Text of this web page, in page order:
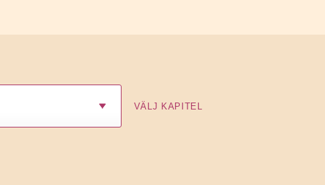
VÄLJ KAPITEL